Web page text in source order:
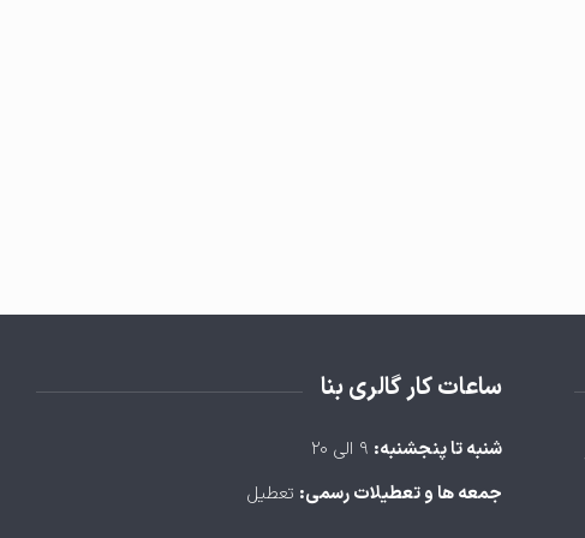
ساعات کار گالری بنا
شنبه تا پنجشنبه:
جمعه ها و تعطیلات رسمی: تعطیل